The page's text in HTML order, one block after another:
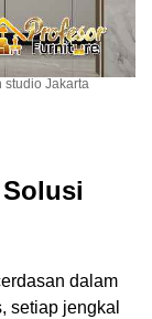
studio Jakarta
dalam
setiap jengkal